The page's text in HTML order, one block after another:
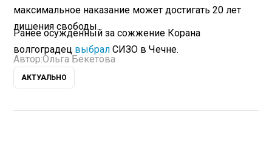
максимальное наказание может достигать 20 лет
лишения свободы.
Ранее осужденный за сожжение Корана
волгоградец выбрал СИЗО в Чечне.
Автор:Ольга Бекетова
АКТУАЛЬНО